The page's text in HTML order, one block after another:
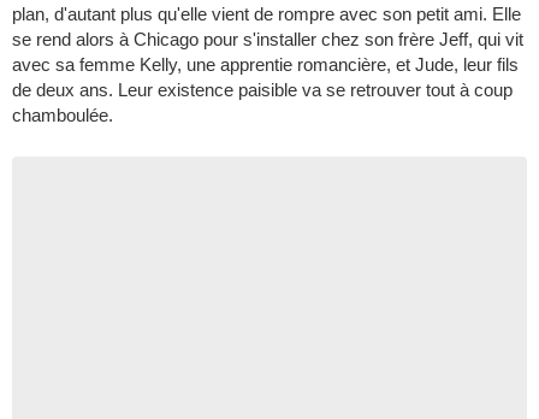
plan, d'autant plus qu'elle vient de rompre avec son petit ami. Elle
se rend alors à Chicago pour s'installer chez son frère Jeff, qui vit
avec sa femme Kelly, une apprentie romancière, et Jude, leur fils
de deux ans. Leur existence paisible va se retrouver tout à coup
chamboulée.